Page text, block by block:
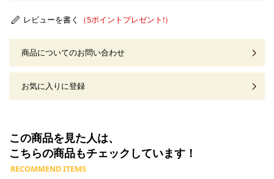
レビューを書く
商品についてのお問い合わせ
お気に入りに登録
この商品を見た人は、
こちらの商品もチェックしています！